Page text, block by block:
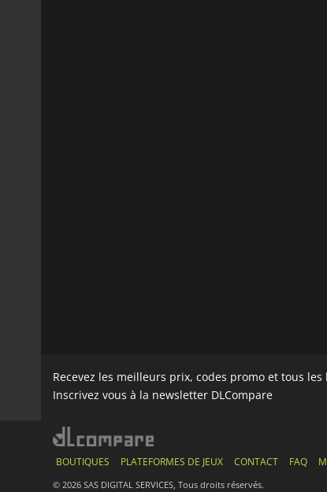
Recevez les meilleurs prix, codes promo et tous
Inscrivez vous à la newsletter DLCompare
BOUTIQUES PLATEFORMES DE JEUX CONTACT FAQ
© 2026 SAS DIGITAL SERVICES, Tous droits réservés.